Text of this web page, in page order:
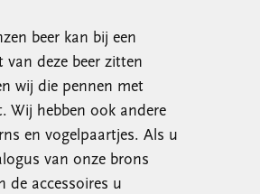
beer kan bij een
deze beer zitten
wij die pennen met
Wij hebben ook andere
en vogelpaartjes. Als u
van onze brons
de accessoires u